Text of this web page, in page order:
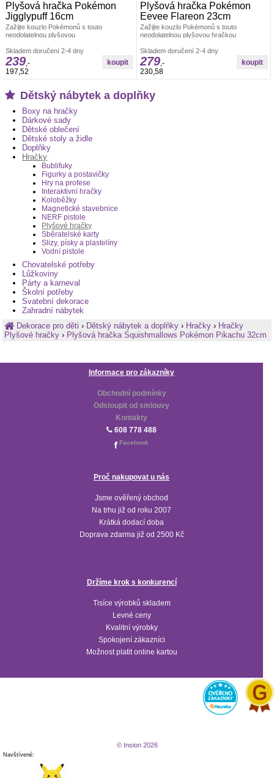
Plyšová hračka Pokémon
Jigglypuff 16cm
Zažijte kouzlo Pokémonů s touto
neodolatelnou plyšovou
Pokémon, který je
Skladem doručení 2-4 dny
239,-
197,52
Plyšová hračka Pokémon
Eevee Flareon 23cm
Zažijte kouzlo Pokémonů s touto
neodolatelnou plyšovou hračkou
nabízí tato
Skladem doručení 2-4 dny
279,-
230,58
Dětský nábytek a doplňky
Boxy na hračky
Dárkové sady
Dětské oblečení
Dětské stoly a židle
Doplňky
Hračky
Bublifuky
Figurky a postavičky
Hry na profese
Interaktivní hračky
Koloběžky
Magnetické stavebnice
NERF pistole
Plyšové hračky
Sběratelské karty
Slizy, písky a plastelíny
Vodní pistole
Chovatelské potřeby
Lůžkoviny
Párty a karneval
Školní potřeby
Svatební dekorace
Zahradní nábytek
Dekorace pro děti› Dětský nábytek a doplňky › Hračky › Hračky
Plyšové hračky › Plyšová hračka Squishmallows Pokémon Pikachu 32cm
Informace pro zákazníky
Obchodní podmínky
Odstoupit od smlouvy
Kontakty
608 778 488
Facebook
Proč nakupovat u nás
Jsme ověřený obchod
Na trhu již od roku 2007
Krátká dodací doba
Doprava zdarma již od 2500 Kč
Držíme krok s konkurencí
Tisíce výrobků skladem
Levné ceny
Kvalitní výrobky
Spokojení zákazníci
Možnost platit online kartou
© Insion 2026
Navštívené: